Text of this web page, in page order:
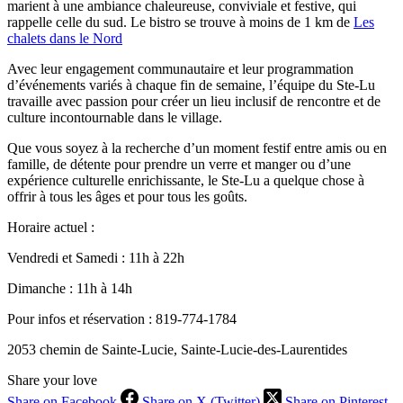
marient à une ambiance chaleureuse, conviviale et festive, qui
rappelle celle du sud. Le bistro se trouve à moins de 1 km de Les
chalets dans le Nord
Avec leur engagement communautaire et leur programmation
d’événements variés à chaque fin de semaine, l’équipe du Ste-Lu
travaille avec passion pour créer un lieu inclusif de rencontre et de
culture incontournable dans le village.
Que vous soyez à la recherche d’un moment festif entre amis ou en
famille, de détente pour prendre un verre et manger ou d’une
expérience culturelle enrichissante, le Ste-Lu a quelque chose à
offrir à tous les âges et pour tous les goûts.
Horaire actuel :
Vendredi et Samedi : 11h à 22h
Dimanche : 11h à 14h
Pour infos et réservation : 819-774-1784
2053 chemin de Sainte-Lucie, Sainte-Lucie-des-Laurentides
Share your love